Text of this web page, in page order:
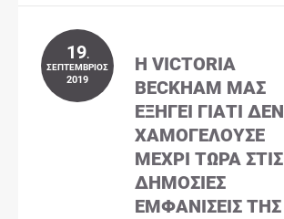
19.
ΣΕΠΤΈΜΒΡΙΟΣ
2019
Η VICTORIA
BECKHAM ΜΑΣ
ΕΞΗΓΕΊ ΓΙΑΤΊ ΔΕΝ
ΧΑΜΟΓΕΛΟΎΣΕ
ΜΈΧΡΙ ΤΏΡΑ ΣΤΙΣ
ΔΗΜΌΣΙΕΣ
ΕΜΦΑΝΊΣΕΙΣ ΤΗΣ